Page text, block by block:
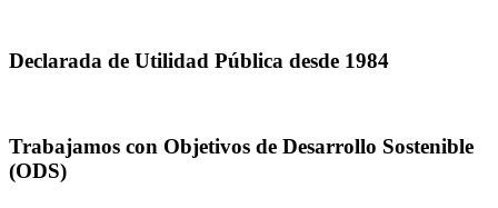
Declarada de Utilidad Pública desde 1984
Trabajamos con Objetivos de Desarrollo Sostenible
(ODS)